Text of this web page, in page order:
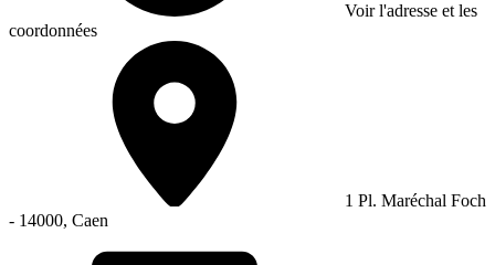
Voir l'adresse et les
coordonnées
1 Pl. Maréchal Foch
- 14000, Caen